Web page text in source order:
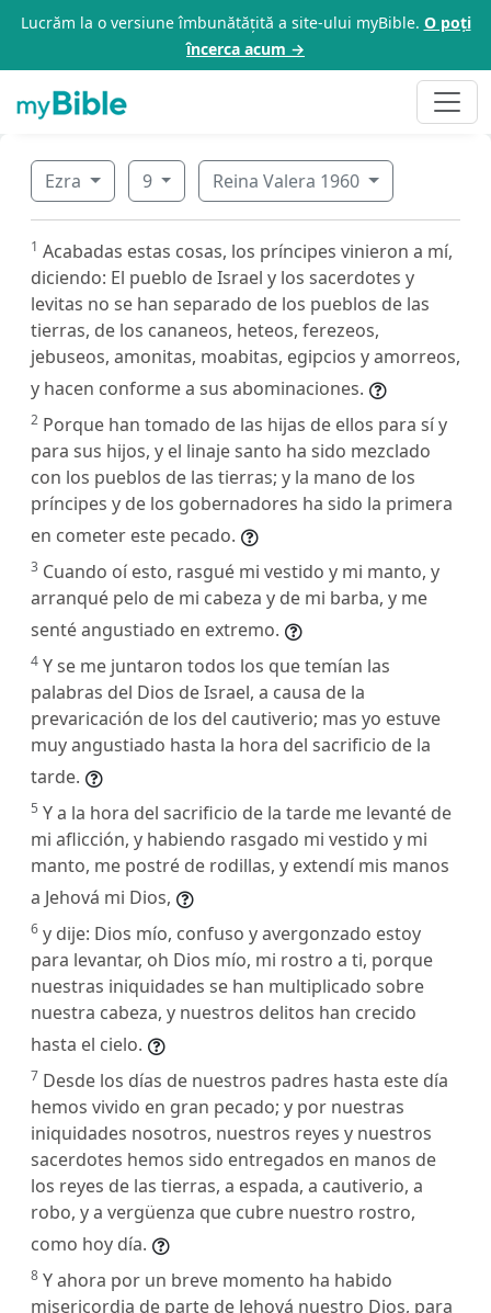
Lucrăm la o versiune îmbunătățită a site-ului myBible. O poți
încerca acum →
Ezra 9 Reina Valera 1960
1 Acabadas estas cosas, los príncipes vinieron a mí,
diciendo: El pueblo de Israel y los sacerdotes y
levitas no se han separado de los pueblos de las
tierras, de los cananeos, heteos, ferezeos,
jebuseos, amonitas, moabitas, egipcios y amorreos,
y hacen conforme a sus abominaciones.
2 Porque han tomado de las hijas de ellos para sí y
para sus hijos, y el linaje santo ha sido mezclado
con los pueblos de las tierras; y la mano de los
príncipes y de los gobernadores ha sido la primera
en cometer este pecado.
3 Cuando oí esto, rasgué mi vestido y mi manto, y
arranqué pelo de mi cabeza y de mi barba, y me
senté angustiado en extremo.
4 Y se me juntaron todos los que temían las
palabras del Dios de Israel, a causa de la
prevaricación de los del cautiverio; mas yo estuve
muy angustiado hasta la hora del sacrificio de la
tarde.
5 Y a la hora del sacrificio de la tarde me levanté de
mi aflicción, y habiendo rasgado mi vestido y mi
manto, me postré de rodillas, y extendí mis manos
a Jehová mi Dios,
6 y dije: Dios mío, confuso y avergonzado estoy
para levantar, oh Dios mío, mi rostro a ti, porque
nuestras iniquidades se han multiplicado sobre
nuestra cabeza, y nuestros delitos han crecido
hasta el cielo.
7 Desde los días de nuestros padres hasta este día
hemos vivido en gran pecado; y por nuestras
iniquidades nosotros, nuestros reyes y nuestros
sacerdotes hemos sido entregados en manos de
los reyes de las tierras, a espada, a cautiverio, a
robo, y a vergüenza que cubre nuestro rostro,
como hoy día.
8 Y ahora por un breve momento ha habido
misericordia de parte de Jehová nuestro Dios, para